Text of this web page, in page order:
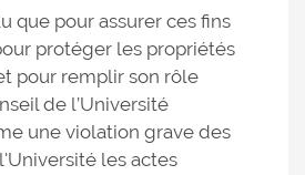
que pour assurer ces fins
protéger les propriétés
pour remplir son rôle
de l’Université
une violation grave des
les actes